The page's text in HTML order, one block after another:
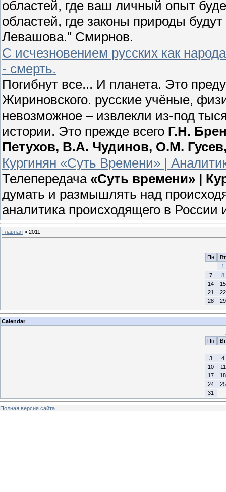
областей, где ваш личный опыт
областей, где законы природы
Левашова." Смирнов.
С исчезновением русских как
- смерть.
Погибнут все... И планета. Это
Жириновского. русские учёные,
невозможное – извлекли из-под
истории. Это прежде всего Г.Н.
Петухов, В.А. Чудинов, О.М.
Кургинян «Суть Времени» |
Телепередача «Суть времени» |
думать и размышлять над
аналитика происходящего в России
Главная » 2011
Пн
Вт
1
7
8
14
15
21
22
28
29
Calendar
Пн
Вт
3
4
10
11
17
18
24
25
31
Полная версия сайта